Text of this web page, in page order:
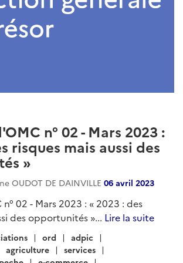
n° 02 - Mars 2023 :
risques mais aussi des
»
OUDOT DE DAINVILLE 06 avril 2023
n° 02 - Mars 2023 : « 2023 : des
des opportunités »... Lire la suite
ord
adpic
agriculture
services